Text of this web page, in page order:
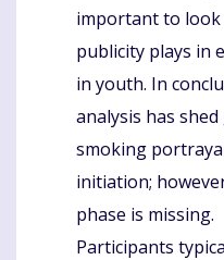
important to
publicity plays in
in youth. In
analysis has
smoking
initiation;
phase is missing.
Participants